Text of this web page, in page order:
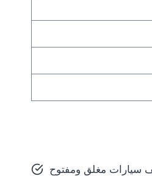
سيارات مغلق ومفتوح